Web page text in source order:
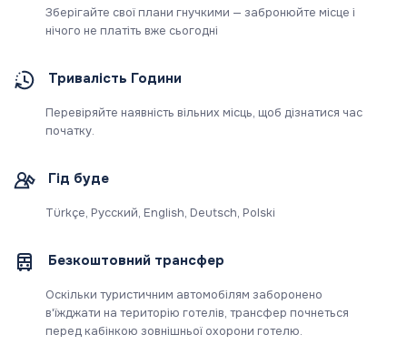
Зберігайте свої плани гнучкими — забронюйте місце і
нічого не платіть вже сьогодні
Тривалість Години
Перевіряйте наявність вільних місць, щоб дізнатися час
початку.
Гід буде
Türkçe, Русский, English, Deutsch, Polski
Безкоштовний трансфер
Оскільки туристичним автомобілям заборонено
в'їжджати на територію готелів, трансфер почнеться
перед кабінкою зовнішньої охорони готелю.